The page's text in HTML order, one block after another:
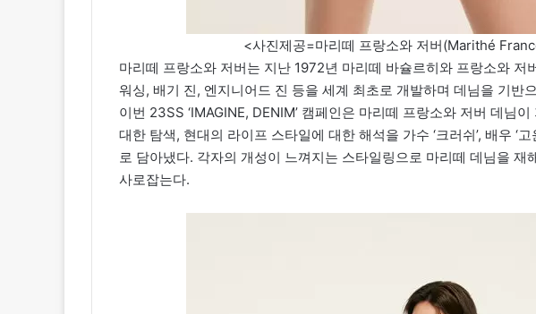
<사진제공=마리떼 프랑소와 저버(Marithé
마리떼 프랑소와 저버는 지난 1972년 마리떼 바슐르히와 프랑소와 저
워싱, 배기 진, 엔지니어드 진 등을 세계 최초로 개발하며 데님을 기반
이번 23SS ‘IMAGINE, DENIM’ 캠페인은 마리떼 프랑소와 저버 데님
대한 탐색, 현대의 라이프 스타일에 대한 해석을 가수 ‘크러쉬’, 배우 ‘
로 담아냈다. 각자의 개성이 느껴지는 스타일링으로 마리떼 데님을 재
사로잡는다.